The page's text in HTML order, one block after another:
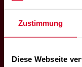
Zustimmung
Diese Webseite
Leichtes Handling
sowie Montage